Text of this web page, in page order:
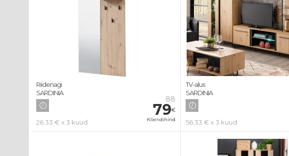
88
79€
Kliendihind
26.33 € x 3 kuud
Riidenagi
SARDINIA
56.33 € x 3 kuud
TV-alus
SARDINIA